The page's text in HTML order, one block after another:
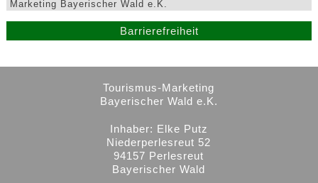
Marketing Bayerischer Wald e.K.
Barrierefreiheit
Tourismus-Marketing
Bayerischer Wald e.K.
Inhaber: Elke Putz
Niederperlesreut 52
94157 Perlesreut
Bayerischer Wald